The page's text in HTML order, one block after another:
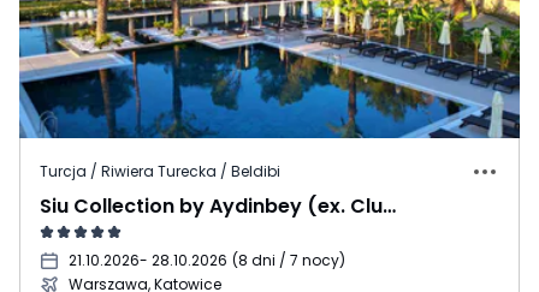
Turcja / Riwiera Turecka / Beldibi
Siu Collection by Aydinbey (ex. Club Zigana)
21.10.2026- 28.10.2026 (8 dni / 7 nocy)
Warszawa, Katowice